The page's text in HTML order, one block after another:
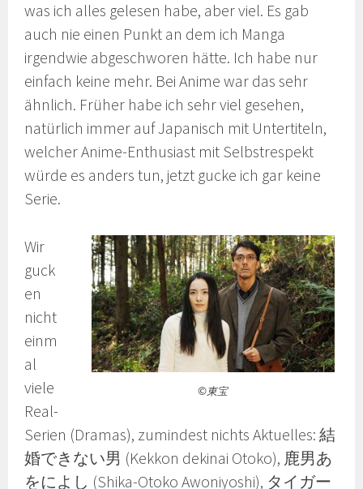
was ich alles gelesen habe, aber viel. Es gab
auch nie einen Punkt an dem ich Manga
irgendwie abgeschworen hätte. Ich habe nur
einfach keine mehr. Bei Anime war das sehr
ähnlich. Früher habe ich sehr viel gesehen,
natürlich immer auf Japanisch mit Untertiteln,
welcher Anime-Enthusiast mit Selbstrespekt
würde es anders tun, jetzt gucke ich gar keine
Serie.
©東宝
Wir
guck
en
nicht
einm
al
viele
Real-
Serien (Dramas), zumindest nichts Aktuelles: 結
婚できない男 (Kekkon dekinai Otoko), 鹿男あ
をによし (Shika-Otoko Awoniyoshi), タイガー